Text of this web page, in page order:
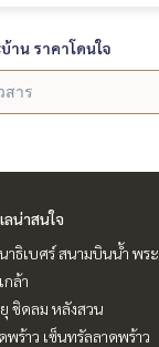
าน ราคาโดนใจ
ลน่าสนใจ
าธิเบศร์ สนามบินน้ำ พระ
กล้า
ชิดลม หลังสวน
พร้าว เซ็นทรัลลาดพร้าว